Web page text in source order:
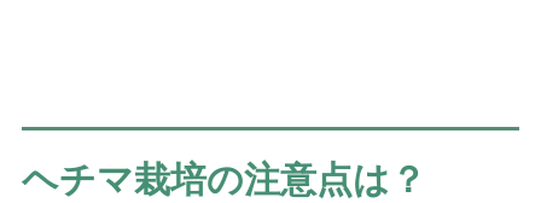
ヘチマ栽培の注意点は？